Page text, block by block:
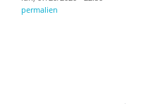
permalien